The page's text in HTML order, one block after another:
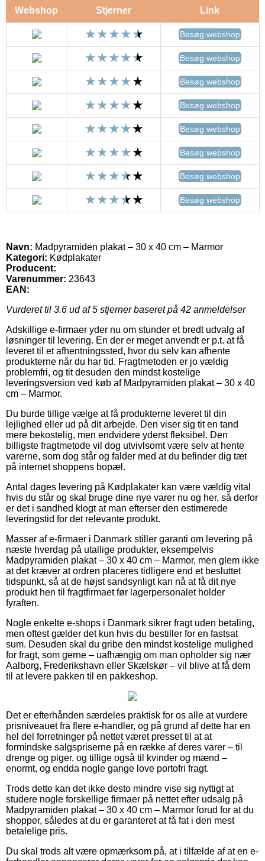
Webshop Stjerner Link
Besøg webshop
Besøg webshop
Besøg webshop
Besøg webshop
Besøg webshop
Besøg webshop
Besøg webshop
Besøg webshop
Navn: Madpyramiden plakat – 30 x 40 cm – Marmor
Kategori: Kødplakater
Producent:
Varenummer: 23643
EAN:
Vurderet til 3.6 ud af 5 stjerner baseret på 42 anmeldelser
Adskillige e-firmaer yder nu om stunder et bredt udvalg af
løsninger til levering. En der er meget anvendt er p.t. at få
leveret til et afhentningssted, hvor du selv kan afhente
produkterne når du har tid. Fragtmetoden er jo vældig
problemfri, og tit desuden den mindst kostelige
leveringsversion ved køb af Madpyramiden plakat – 30 x 40
cm – Marmor.
Du burde tillige vælge at få produkterne leveret til din
lejlighed eller ud på dit arbejde. Den viser sig tit en tand
mere bekostelig, men endvidere yderst fleksibel. Den
billigste fragtmetode vil dog utvivlsomt være selv at hente
varerne, som dog står og falder med at du befinder dig tæt
på internet shoppens bopæl.
Antal dages levering på Kødplakater kan være vældig vital
hvis du står og skal bruge dine nye varer nu og her, så derfor
er det i sandhed klogt at man efterser den estimerede
leveringstid for det relevante produkt.
Masser af e-firmaer i Danmark stiller garanti om levering på
næste hverdag på utallige produkter, eksempelvis
Madpyramiden plakat – 30 x 40 cm – Marmor, men glem ikke
at det kræver at ordren placeres tidligere end et besluttet
tidspunkt, så at de højst sandsynligt kan nå at få dit nye
produkt hen til fragtfirmaet før lagerpersonalet holder
fyraften.
Nogle enkelte e-shops i Danmark sikrer fragt uden betaling,
men oftest gælder det kun hvis du bestiller for en fastsat
sum. Desuden skal du gribe den mindst kostelige mulighed
for fragt, som gerne – uafhængig om man opholder sig nær
Aalborg, Frederikshavn eller Skælskør – vil blive at få dem
til at levere pakken til en pakkeshop.
Det er efterhånden særdeles praktisk for os alle at vurdere
prisniveauet fra flere e-handler, og på grund af dette har en
hel del forretninger på nettet været presset til at at
formindske salgspriserne på en række af deres varer – til
drenge og piger, og tillige også til kvinder og mænd –
enormt, og endda nogle gange love portofri fragt.
Trods dette kan det ikke desto mindre vise sig nyttigt at
studere nogle forskellige firmaer på nettet efter udsalg på
Madpyramiden plakat – 30 x 40 cm – Marmor forud for at du
shopper, således at du er garanteret at få fat i den mest
betalelige pris.
Du skal trods alt være opmærksom på, at i tilfælde af at en e-